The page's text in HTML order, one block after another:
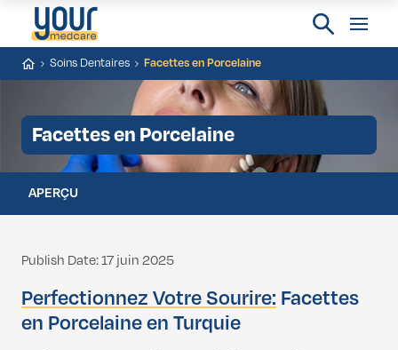
Soins Dentaires Facettes en Porcelaine
Facettes en Porcelaine
APERÇU
Publish Date: 17 juin 2025
Perfectionnez Votre Sourire: Facettes
en Porcelaine en Turquie